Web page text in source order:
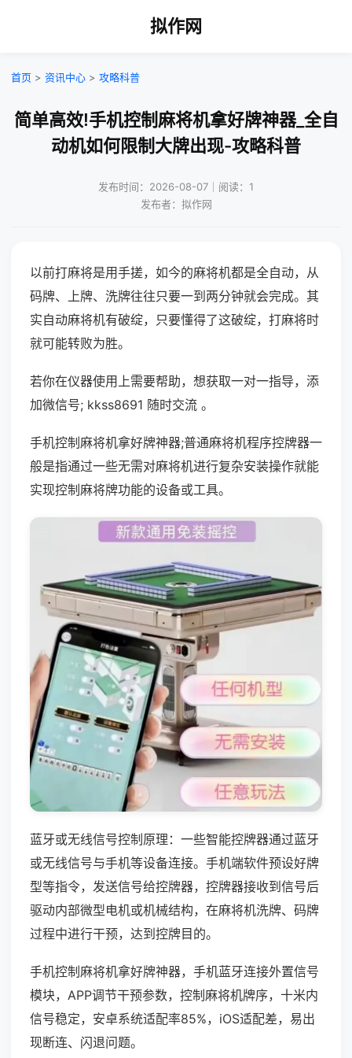
拟作网
首页 > 资讯中心 > 攻略科普
简单高效!手机控制麻将机拿好牌神器_全自
动机如何限制大牌出现-攻略科普
发布时间：2026-08-07｜阅读：1
发布者：拟作网
以前打麻将是用手搓，如今的麻将机都是全自动，从
码牌、上牌、洗牌往往只要一到两分钟就会完成。其
实自动麻将机有破绽，只要懂得了这破绽，打麻将时
就可能转败为胜。
若你在仪器使用上需要帮助，想获取一对一指导，添
加微信号; kkss8691 随时交流 。
手机控制麻将机拿好牌神器;普通麻将机程序控牌器一
般是指通过一些无需对麻将机进行复杂安装操作就能
实现控制麻将牌功能的设备或工具。
蓝牙或无线信号控制原理：一些智能控牌器通过蓝牙
或无线信号与手机等设备连接。手机端软件预设好牌
型等指令，发送信号给控牌器，控牌器接收到信号后
驱动内部微型电机或机械结构，在麻将机洗牌、码牌
过程中进行干预，达到控牌目的。
手机控制麻将机拿好牌神器，手机蓝牙连接外置信号
模块，APP调节干预参数，控制麻将机牌序，十米内
信号稳定，安卓系统适配率85%，iOS适配差，易出
现断连、闪退问题。